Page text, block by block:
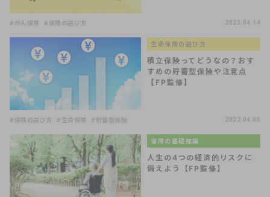
#がん保険 #保険の選び方 2023.04.14
生命保険の選び方
積立保険ってどうなの？おす
すめの貯蓄型保険や注意点
【FP監修】
#保険の選び方 #生命保険 #貯蓄型保険 2022.04.05
保険の基礎知識
人生の4つの経済的リスクに
備えよう【FP監修】